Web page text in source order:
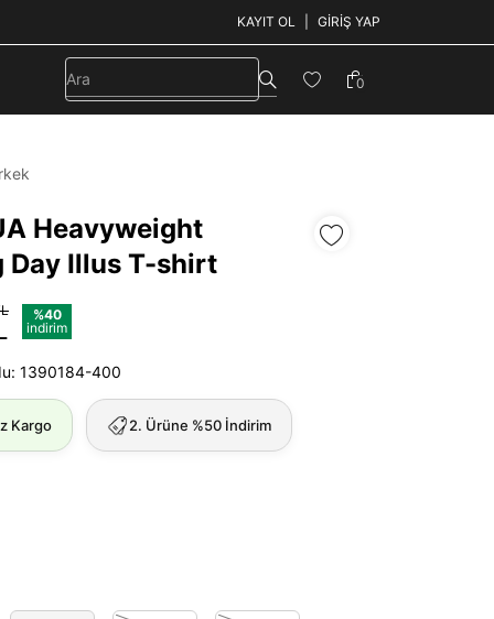
KAYIT OL GIRIŞ YAP
0
Heavyweight
Day Illus T-shirt
%40
indirim
1390184-400
Kargo 2. Ürüne %50 İndirim